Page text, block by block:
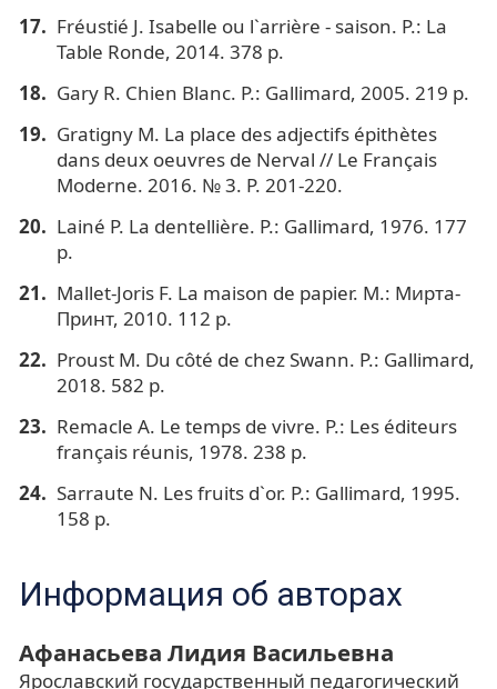
Fréustié J. Isabelle ou l`arrière - saison. P.: La
Table Ronde, 2014. 378 p.
Gary R. Chien Blanc. P.: Gallimard, 2005. 219 p.
Gratigny M. La place des adjectifs épithètes
dans deux oeuvres de Nerval // Le Français
Moderne. 2016. № 3. P. 201-220.
Lainé P. La dentellière. P.: Gallimard, 1976. 177
p.
Mallet-Joris F. La maison de papier. М.: Мирта-
Принт, 2010. 112 p.
Proust M. Du côté de chez Swann. P.: Gallimard,
2018. 582 p.
Remacle A. Le temps de vivre. P.: Les éditeurs
français réunis, 1978. 238 p.
Sarraute N. Les fruits d`or. P.: Gallimard, 1995.
158 p.
Информация об авторах
Афанасьева Лидия Васильевна
Ярославский государственный педагогический